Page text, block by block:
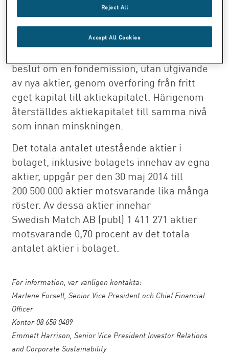
Aktiekapitalet om 389 515 417:20 SEK är
oförändrat, då det samtidigt med beslutet
om minskning av aktiekapitalet genom
beslut om en fondemission, utan utgivande
av nya aktier, genom överföring från fritt
eget kapital till aktiekapitalet. Härigenom
återställdes aktiekapitalet till samma nivå
som innan minskningen.
Det totala antalet utestående aktier i
bolaget, inklusive bolagets innehav av egna
aktier, uppgår per den 30 maj 2014 till
200 500 000 aktier motsvarande lika många
röster. Av dessa aktier innehar
Swedish Match AB (publ) 1 411 271 aktier
motsvarande 0,70 procent av det totala
antalet aktier i bolaget.
För information, var vänligen kontakta:
Marlene Forsell, Senior Vice President och Chief Financial
Officer
Kontor 08 658 0489
Emmett Harrison, Senior Vice President Investor Relations
and Corporate Sustainability
Reject All
Accept All Cookies